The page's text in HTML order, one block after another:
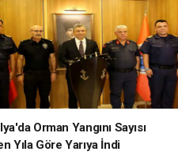
Orman Yangını Sayısı
Yıla Göre Yarıya İndi